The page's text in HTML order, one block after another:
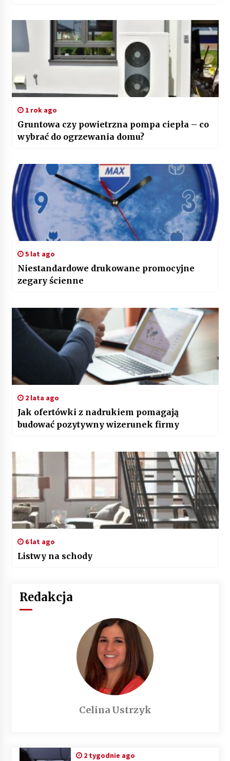
1 rok ago
Gruntowa czy powietrzna pompa ciepła – co
wybrać do ogrzewania domu?
5 lat ago
Niestandardowe drukowane promocyjne
zegary ścienne
2 lata ago
Jak ofertówki z nadrukiem pomagają
budować pozytywny wizerunek firmy
6 lat ago
Listwy na schody
Redakcja
Celina Ustrzyk
2 tygodnie ago